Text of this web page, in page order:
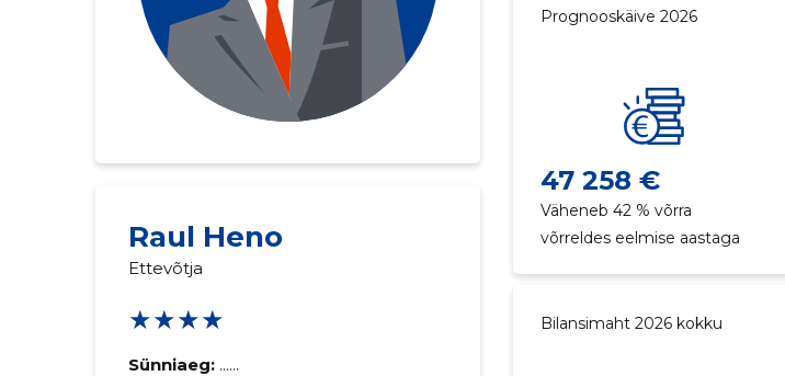
Raul Heno
Ettevõtja
★★★★
Sünniaeg: ......
Prognooskäive 2026
47 258 €
Väheneb 42 % võrra
võrreldes eelmise aastaga
Bilansimaht 2026 kokku